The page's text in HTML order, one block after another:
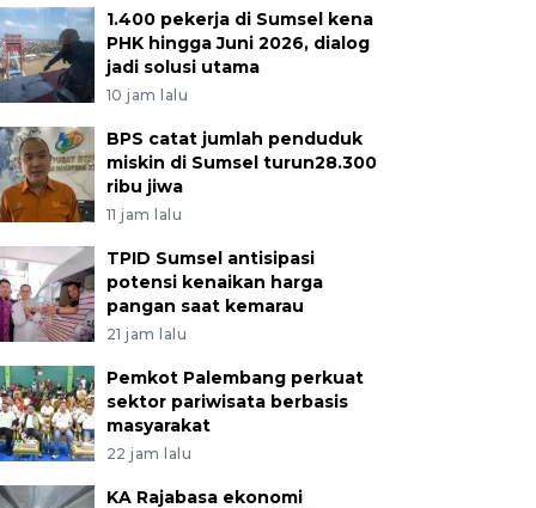
1.400 pekerja di Sumsel kena
PHK hingga Juni 2026, dialog
jadi solusi utama
10 jam lalu
BPS catat jumlah penduduk
miskin di Sumsel turun28.300
ribu jiwa
11 jam lalu
TPID Sumsel antisipasi
potensi kenaikan harga
pangan saat kemarau
21 jam lalu
Pemkot Palembang perkuat
sektor pariwisata berbasis
masyarakat
22 jam lalu
KA Rajabasa ekonomi